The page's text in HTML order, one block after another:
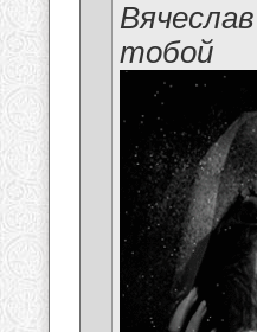
тобой